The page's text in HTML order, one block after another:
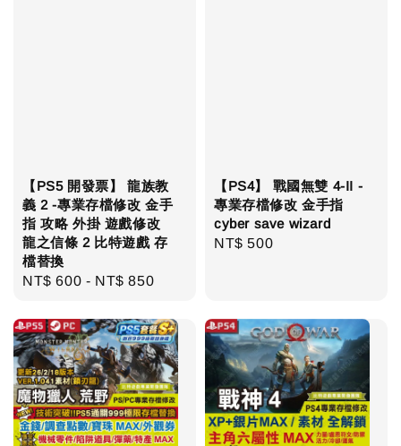
【PS5 開發票】 龍族教
義 2 -專業存檔修改 金手
指 攻略 外掛 遊戲修改
龍之信條 2 比特遊戲 存
檔替換
Regular
NT$ 600 - NT$ 850
【PS4】 戰國無雙 4-II -
專業存檔修改 金手指
cyber save wizard
Regular
NT$ 500